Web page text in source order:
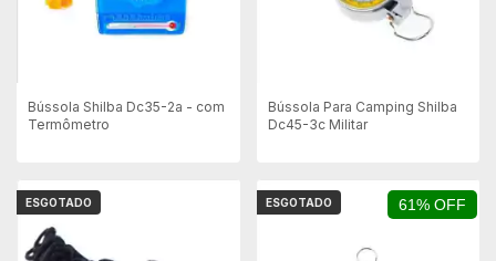
Bússola Shilba Dc35-2a - com
Termômetro
Bússola Para Camping Shilba
Dc45-3c Militar
ESGOTADO 61% OFF
ESGOTADO